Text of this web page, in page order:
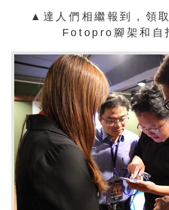
▲達人們相繼報到，領
Fotopro腳架和自